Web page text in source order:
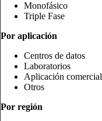
Monofásico
Triple Fase
Por aplicación
Centros de datos
Laboratorios
Aplicación comercial
Otros
Por región